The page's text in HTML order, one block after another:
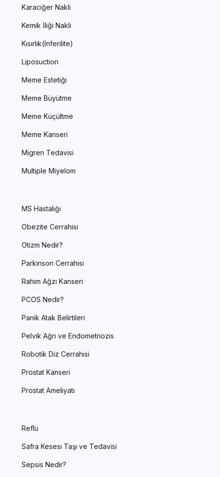
Karaciğer Nakli
Kemik İliği Nakli
Kısırlık(İnferilite)
Liposuction
Meme Estetiği
Meme Büyütme
Meme Küçültme
Meme Kanseri
Migren Tedavisi
Multiple Miyelom
MS Hastalığı
Obezite Cerrahisi
Otizm Nedir?
Parkinson Cerrahisi
Rahim Ağzı Kanseri
PCOS Nedir?
Panik Atak Belirtileri
Pelvik Ağrı ve Endometriozis
Robotik Diz Cerrahisi
Prostat Kanseri
Prostat Ameliyatı
Reflü
Safra Kesesi Taşı ve Tedavisi
Sepsis Nedir?